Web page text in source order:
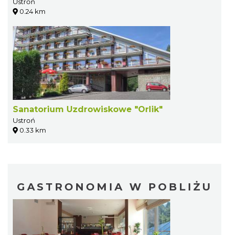
0.24 km
Sanatorium Uzdrowiskowe "Orlik"
Ustroń
0.33 km
GASTRONOMIA W POBLIŻU